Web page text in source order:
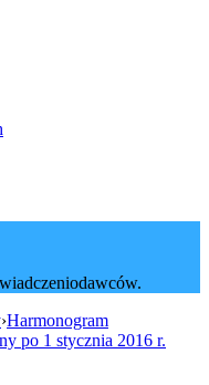
›Harmonogram
po 1 stycznia 2016 r.